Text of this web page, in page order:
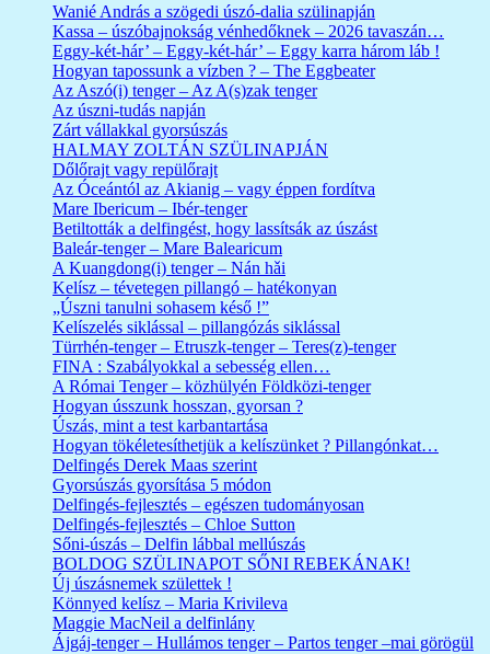
Wanié András a szögedi úszó-dalia szülinapján
Kassa – úszóbajnokság vénhedőknek – 2026 tavaszán…
Eggy-két-hár’ – Eggy-két-hár’ – Eggy karra három láb !
Hogyan tapossunk a vízben ? – The Eggbeater
Az Aszó(i) tenger – Az A(s)zak tenger
Az úszni-tudás napján
Zárt vállakkal gyorsúszás
HALMAY ZOLTÁN SZÜLINAPJÁN
Dőlőrajt vagy repülőrajt
Az Óceántól az Akianig – vagy éppen fordítva
Mare Ibericum – Ibér-tenger
Betiltották a delfingést, hogy lassítsák az úszást
Baleár-tenger – Mare Balearicum
A Kuangdong(i) tenger – Nán hǎi
Kelísz – tévetegen pillangó – hatékonyan
„Úszni tanulni sohasem késő !”
Kelíszelés siklással – pillangózás siklással
Türrhén-tenger – Etruszk-tenger – Teres(z)-tenger
FINA : Szabályokkal a sebesség ellen…
A Római Tenger – közhülyén Földközi-tenger
Hogyan ússzunk hosszan, gyorsan ?
Úszás, mint a test karbantartása
Hogyan tökéletesíthetjük a kelíszünket ? Pillangónkat…
Delfingés Derek Maas szerint
Gyorsúszás gyorsítása 5 módon
Delfingés-fejlesztés – egészen tudományosan
Delfingés-fejlesztés – Chloe Sutton
Sőni-úszás – Delfin lábbal mellúszás
BOLDOG SZÜLINAPOT SŐNI REBEKÁNAK!
Új úszásnemek születtek !
Könnyed kelísz – Maria Krivileva
Maggie MacNeil a delfinlány
Ájgáj-tenger – Hullámos tenger – Partos tenger –mai görögül